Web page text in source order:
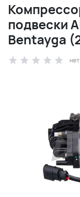
подвески
Bentayga